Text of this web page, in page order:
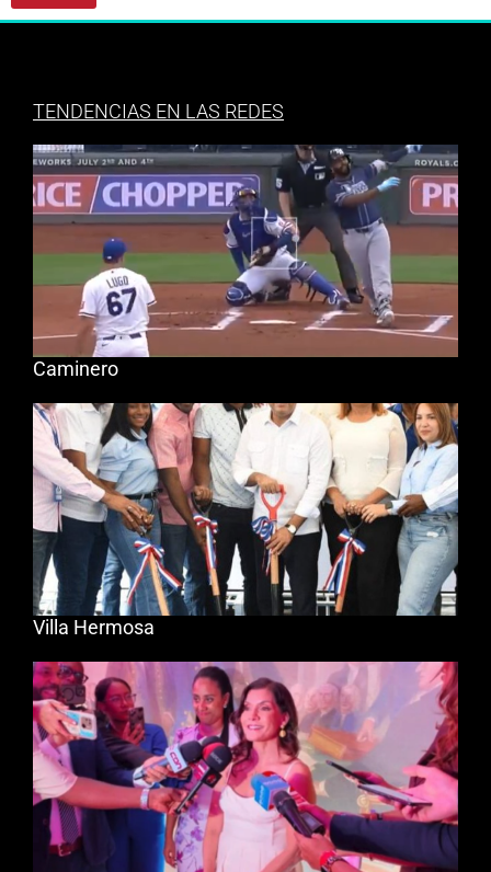
TENDENCIAS EN LAS REDES
Caminero
Villa Hermosa